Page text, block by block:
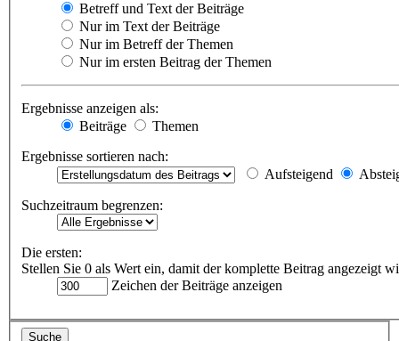
Betreff und Text der Beiträge
Nur im Text der Beiträge
Nur im Betreff der Themen
Nur im ersten Beitrag der Themen
Ergebnisse anzeigen als:
Beiträge
Themen
Ergebnisse sortieren nach:
Aufsteigend
Suchzeitraum begrenzen:
Die ersten:
Stellen Sie 0 als Wert ein, damit der komplette Beitrag angezeigt
Zeichen der Beiträge anzeigen